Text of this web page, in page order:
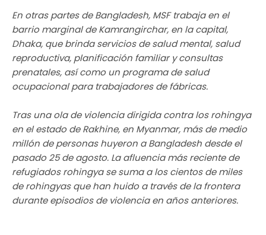
En otras partes de Bangladesh, MSF trabaja en el
barrio marginal de Kamrangirchar, en la capital,
Dhaka, que brinda servicios de salud mental, salud
reproductiva, planificación familiar y consultas
prenatales, así como un programa de salud
ocupacional para trabajadores de fábricas.
Tras una ola de violencia dirigida contra los rohingya
en el estado de Rakhine, en Myanmar, más de medio
millón de personas huyeron a Bangladesh desde el
pasado 25 de agosto. La afluencia más reciente de
refugiados rohingya se suma a los cientos de miles
de rohingyas que han huido a través de la frontera
durante episodios de violencia en años anteriores.